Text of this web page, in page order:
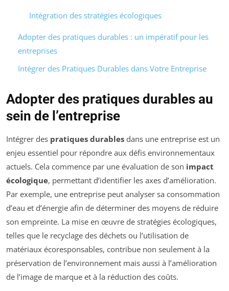
Intégration des stratégies écologiques
Adopter des pratiques durables : un impératif pour les
entreprises
Intégrer des Pratiques Durables dans Votre Entreprise
Adopter des pratiques durables au
sein de l’entreprise
Intégrer des pratiques durables dans une entreprise est un
enjeu essentiel pour répondre aux défis environnementaux
actuels. Cela commence par une évaluation de son impact
écologique, permettant d’identifier les axes d’amélioration.
Par exemple, une entreprise peut analyser sa consommation
d’eau et d’énergie afin de déterminer des moyens de réduire
son empreinte. La mise en œuvre de stratégies écologiques,
telles que le recyclage des déchets ou l’utilisation de
matériaux écoresponsables, contribue non seulement à la
préservation de l’environnement mais aussi à l’amélioration
de l’image de marque et à la réduction des coûts.